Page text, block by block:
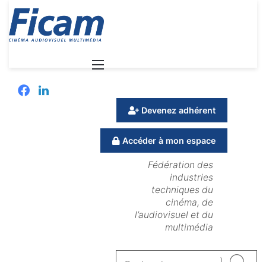
Menu
Facebook
Linkedin
Devenez adhérent
Accéder à mon espace
Fédération des
industries
techniques du
cinéma, de
l’audiovisuel et du
multimédia